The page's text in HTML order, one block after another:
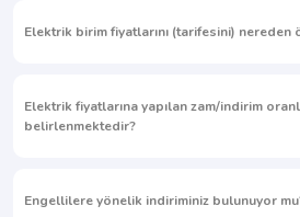
Elektrik birim fiyatlarını (tarifesini) nereden
Elektrik fiyatlarına yapılan zam/indirim
belirlenmektedir?
Engellilere yönelik indiriminiz bulunuyor